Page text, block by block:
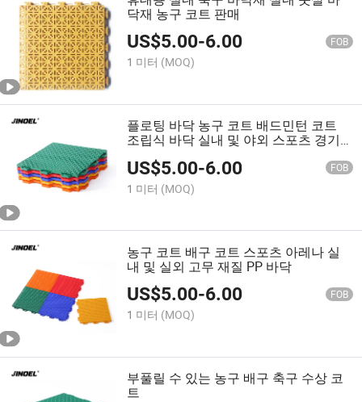
닥재 농구 코트 판매
US$5.00-6.00 FOB
1 미터 (MOQ)
플로팅 바닥 농구 코트 배드민턴 코트
조립식 바닥 실내 및 야외 스포츠 경기
US$5.00-6.00 FOB
1 미터 (MOQ)
농구 코트 배구 코트 스포츠 아레나 실
내 및 실외 고무 재질 PP 바닥
US$5.00-6.00 FOB
1 미터 (MOQ)
부풀릴 수 있는 농구 배구 축구 수상 코
트